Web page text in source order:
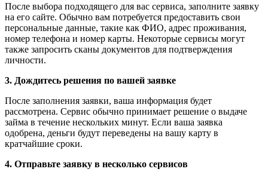
После выбора подходящего для вас сервиса, заполните заявку
на его сайте. Обычно вам потребуется предоставить свои
персональные данные, такие как ФИО, адрес проживания,
номер телефона и номер карты. Некоторые сервисы могут
также запросить сканы документов для подтверждения
личности.
3. Дождитесь решения по вашей заявке
После заполнения заявки, ваша информация будет
рассмотрена. Сервис обычно принимает решение о выдаче
займа в течение нескольких минут. Если ваша заявка
одобрена, деньги будут переведены на вашу карту в
кратчайшие сроки.
4. Отправьте заявку в несколько сервисов